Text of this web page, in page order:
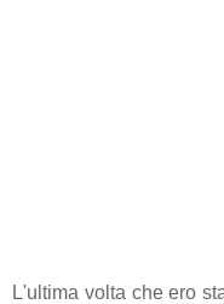
L'ultima volta che ero